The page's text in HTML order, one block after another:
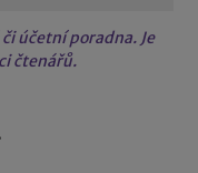
účetní poradna. Je
čtenářů.
.